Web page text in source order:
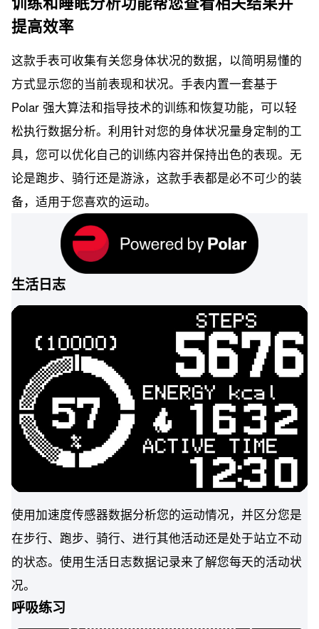
提高效率
这款手表可收集有关您身体状况的数据，以简明易懂的
方式显示您的当前表现和状况。手表内置一套基于
Polar 强大算法和指导技术的训练和恢复功能，可以轻
松执行数据分析。利用针对您的身体状况量身定制的工
具，您可以优化自己的训练内容并保持出色的表现。无
论是跑步、骑行还是游泳，这款手表都是必不可少的装
备，适用于您喜欢的运动。
生活日志
使用加速度传感器数据分析您的运动情况，并区分您是
在步行、跑步、骑行、进行其他活动还是处于站立不动
的状态。使用生活日志数据记录来了解您每天的活动状
况。
呼吸练习